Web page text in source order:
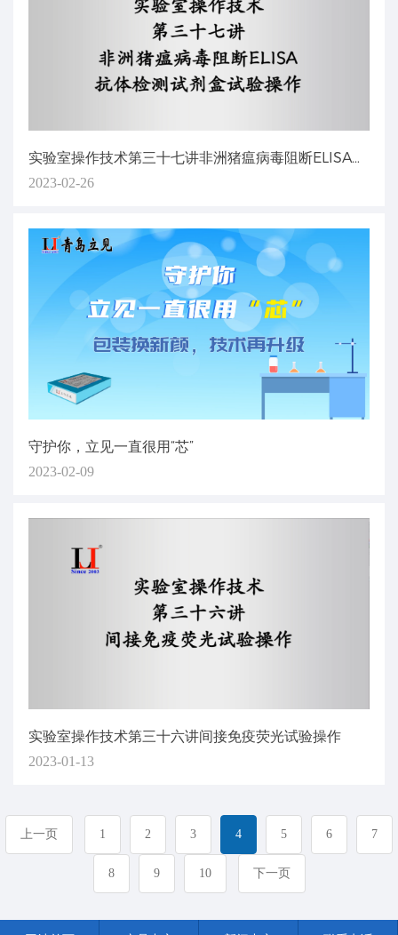
实验室操作技术第三十七讲非洲猪瘟病毒阻断ELISA抗体检测试剂盒试验操作
2023-02-26
守护你，立见一直很用“芯”
2023-02-09
实验室操作技术第三十六讲间接免疫荧光试验操作
2023-01-13
上一页 1 2 3 4 5 6 7
8 9 10 下一页